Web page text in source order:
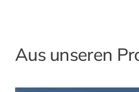
Aus unseren